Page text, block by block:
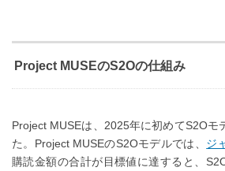
Project MUSEのS2Oの仕組み
Project MUSEは、2025年に初めてS2Oモ
た。Project MUSEのS2Oモデルでは、 ジ
購読金額の合計が目標値に達すると、